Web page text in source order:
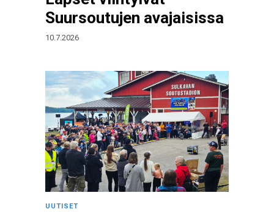
Suursoutujen avajaisissa
10.7.2026
UUTISET